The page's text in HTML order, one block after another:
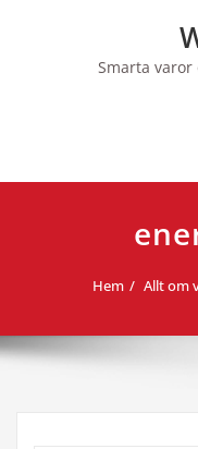
Smarta varor
Hem Allt om